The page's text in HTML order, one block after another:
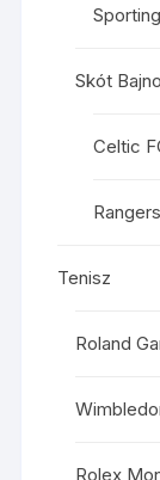
Skót
Celtic
Tenisz
Roland
Rolex